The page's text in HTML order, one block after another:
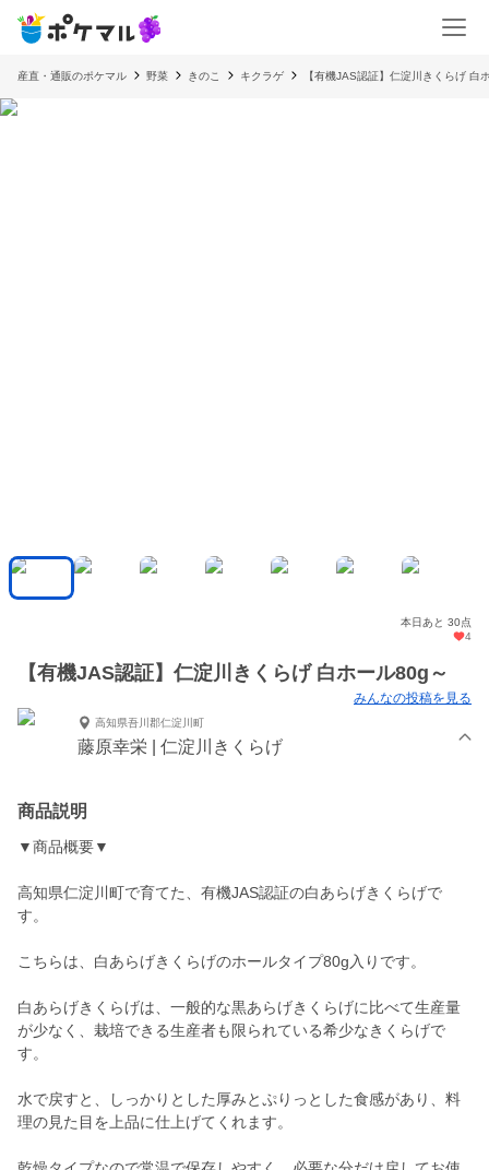
産直・通販のポケマル 野菜 きのこ キクラゲ 【有機JAS認証】仁淀川きくらげ 白
本日あと 30点
4
【有機JAS認証】仁淀川きくらげ 白ホール80g～
みんなの投稿を見る
高知県吾川郡仁淀川町
藤原幸栄 | 仁淀川きくらげ
商品説明
▼商品概要▼
高知県仁淀川町で育てた、有機JAS認証の白あらげきくらげで
す。
こちらは、白あらげきくらげのホールタイプ80g入りです。
白あらげきくらげは、一般的な黒あらげきくらげに比べて生産量
が少なく、栽培できる生産者も限られている希少なきくらげで
す。
水で戻すと、しっかりとした厚みとぷりっとした食感があり、料
理の見た目を上品に仕上げてくれます。